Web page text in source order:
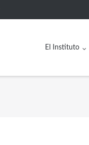
El Instituto